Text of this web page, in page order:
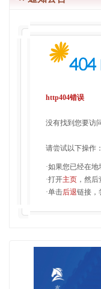
http404错误
没有找到您要访
请尝试以下操作：
·如果您已经在
·打开主页 ，然
·单击后退链接，